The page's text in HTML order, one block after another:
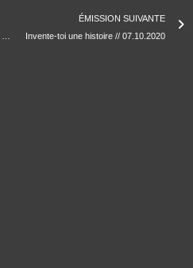
Concert d’Enzo Carniel au Moulin à Jazz de Vitrolles (03/10/2020)
ÉMISSION SUIVANTE
Invente-toi une histoire // 07.10.2020